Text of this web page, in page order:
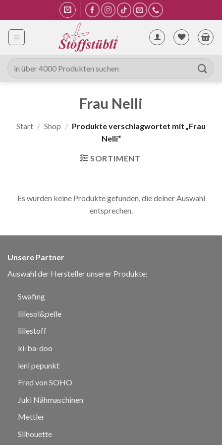
Inhalt
springen
Suche
nach:
Frau Nelli
Start / Shop / Produkte verschlagwortet mit „Frau
Nelli“
SORTIMENT
Es wurden keine Produkte gefunden, die deiner Auswahl
entsprechen.
Unsere Partner
Auswahl der Hersteller unserer Produkte:
Swafing
lillesol&pelle
lillestoff
ki-ba-doo
leni pepunkt
Fred von SOHO
Juki Nähmaschinen
Mettler
Silhouette